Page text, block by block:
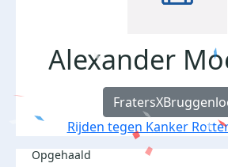
Alexander
Rijden tegen Kanker
Opgehaald